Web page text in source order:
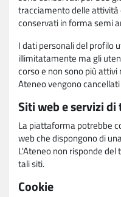
tracciamento delle
conservati in forma semi
I dati personali del profilo
illimitatamente ma gli
corso e non sono più
Ateneo vengono
Siti web e servizi di
La piattaforma potrebbe
web che dispongono di
L'Ateneo non risponde
tali siti.
Cookie